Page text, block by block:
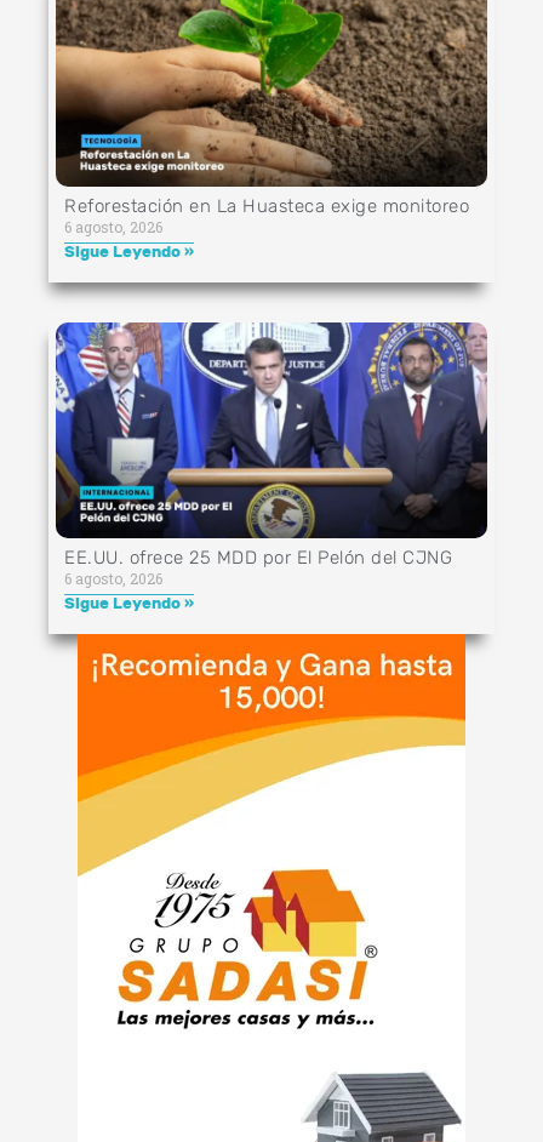
Reforestación en La Huasteca exige monitoreo
6 agosto, 2026
Sigue Leyendo »
EE.UU. ofrece 25 MDD por El Pelón del CJNG
6 agosto, 2026
Sigue Leyendo »